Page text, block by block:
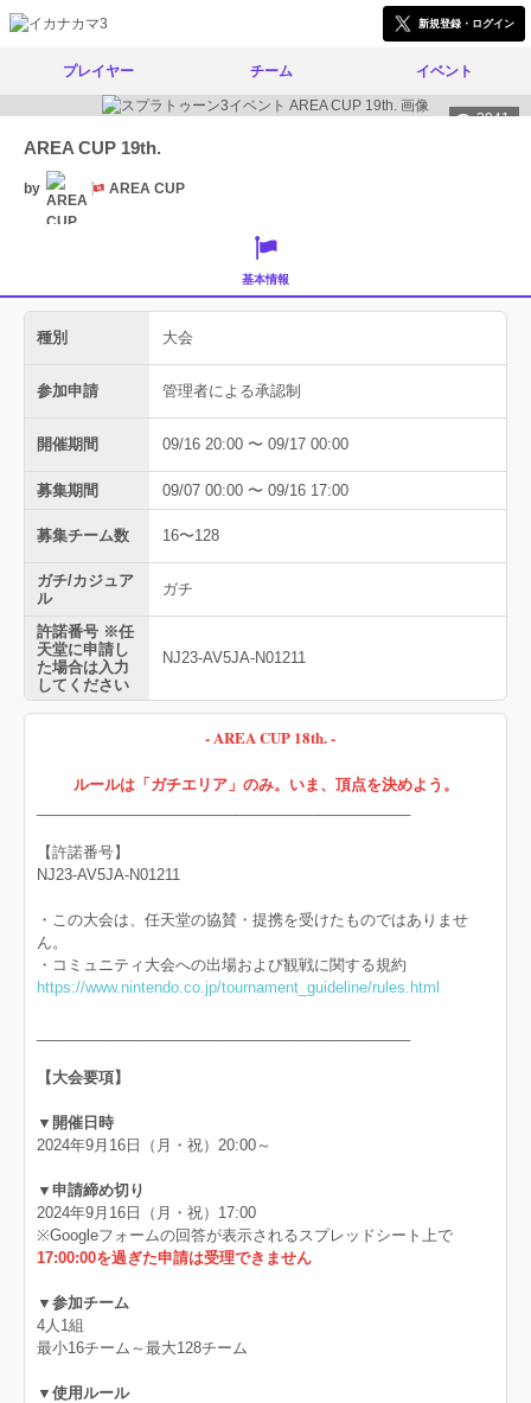
新規登録・ログイン
プレイヤー チーム イベント
2041
AREA CUP 19th.
by AREA CUP
基本情報
種別 大会
参加申請 管理者による承認制
開催期間 09/16 20:00 〜 09/17 00:00
募集期間 09/07 00:00 〜 09/16 17:00
募集チーム数 16〜128
ガチ/カジュア
ル
ガチ
許諾番号 ※任
天堂に申請し
た場合は入力
してください
NJ23-AV5JA-N01211
- AREA CUP 18th. -
ルールは「ガチエリア」のみ。いま、頂点を決めよう。
【許諾番号】
NJ23-AV5JA-N01211
・この大会は、任天堂の協賛・提携を受けたものではありませ
ん。
・コミュニティ大会への出場および観戦に関する規約
https://www.nintendo.co.jp/tournament_guideline/rules.html
【大会要項】
▼開催日時
2024年9月16日（月・祝）20:00～
▼申請締め切り
2024年9月16日（月・祝）17:00
※Googleフォームの回答が表示されるスプレッドシート上で
17:00:00を過ぎた申請は受理できません
▼参加チーム
4人1組
最小16チーム～最大128チーム
▼使用ルール